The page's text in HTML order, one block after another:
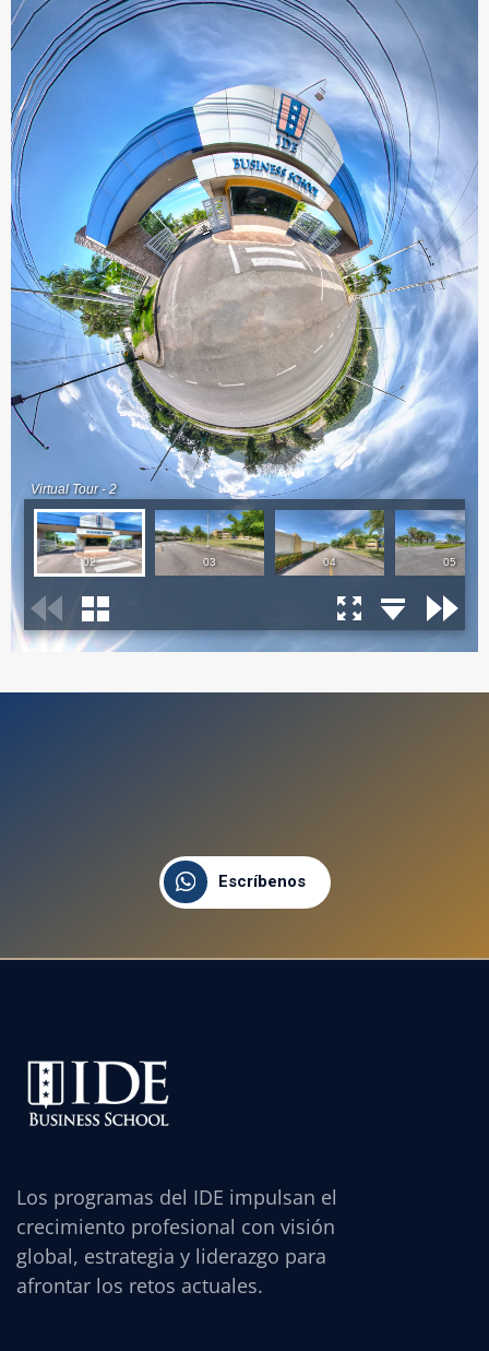
Escríbenos
Los programas del IDE impulsan el
crecimiento profesional con visión
global, estrategia y liderazgo para
afrontar los retos actuales.